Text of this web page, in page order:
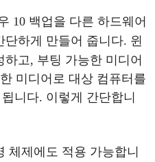
10 백업을 다른 하드웨어
단하게 만들어 줍니다. 윈
하고 , 부팅 가능한 미디어
미디어로 대상 컴퓨터를
니다. 이렇게 간단합니
체제에도 적용 가능합니